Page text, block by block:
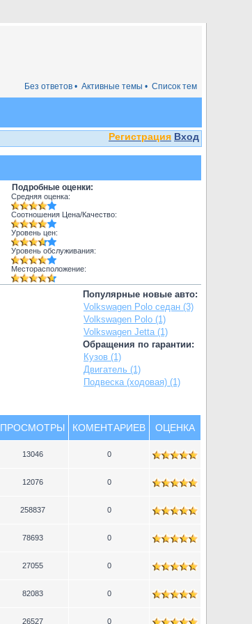
Список тем
Активные темы •
Без ответов •
Регистрация Вход
Подробные оценки:
Средняя оценка:
Соотношения Цена/Качество:
Уровень цен:
Уровень обслуживания:
Месторасположение:
Популярные новые авто:
Volkswagen Polo седан (3)
Volkswagen Polo (1)
Volkswagen Jetta (1)
Обращения по гарантии:
Кузов (1)
Двигатель (1)
Подвеска (ходовая) (1)
ПРОСМОТРЫ КОМЕНТАРИЕВ ОЦЕНКА
13046 0
12076 0
258837 0
78693 0
27055 0
82083 0
26527 0